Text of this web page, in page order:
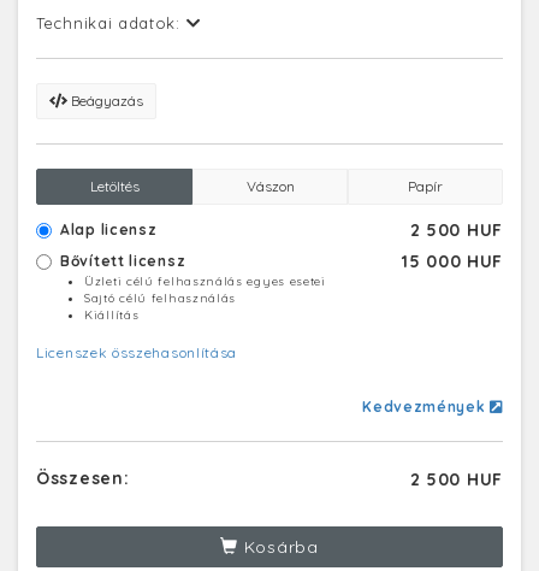
Technikai adatok:
Beágyazás
Letöltés Vászon Papír
Alap licensz 2 500 HUF
Bővített licensz 15 000 HUF
Üzleti célú felhasználás egyes esetei
Sajtó célú felhasználás
Kiállítás
Licenszek összehasonlítása
Kedvezmények
Összesen: 2 500 HUF
Kosárba